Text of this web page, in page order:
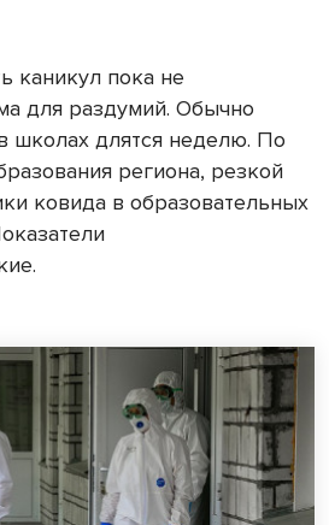
каникул пока не
для раздумий. Обычно
школах длятся неделю. По
региона, резкой
ковида в образовательных